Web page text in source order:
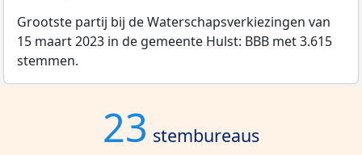
Grootste partij bij de Waterschapsverkiezingen van
15 maart 2023 in de gemeente Hulst: BBB met 3.615
stemmen.
23 stembureaus